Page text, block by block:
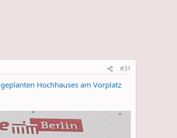
#31
geplanten Hochhauses am Vorplatz